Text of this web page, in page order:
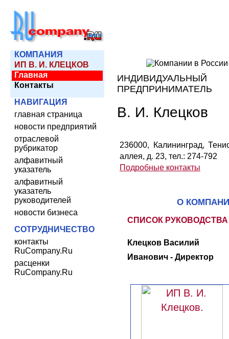
КОМПАНИЯ
ИП В. И. КЛЕЦКОВ
Главная
Контакты
НАВИГАЦИЯ
главная страница
новости предприятий
отраслевой
рубрикатор
алфавитный
указатель
алфавитный
указатель
руководителей
новости бизнеса
СОТРУДНИЧЕСТВО
контакты
RuCompany.Ru
расценки
RuCompany.Ru
ИНДИВИДУАЛЬНЫЙ
ПРЕДПРИНИМАТЕЛЬ
В. И. Клецков
236000, Калининград,
аллея, д. 23, тел.: 274-792
Подробные контакты
О
СПИСОК РУКОВОДСТВА
Клецков Василий
Иванович - Директор